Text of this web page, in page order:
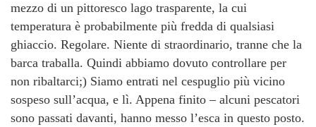
mezzo di un pittoresco lago trasparente, la cui
temperatura è probabilmente più fredda di qualsiasi
ghiaccio. Regolare. Niente di straordinario, tranne che la
barca traballa. Quindi abbiamo dovuto controllare per
non ribaltarci;) Siamo entrati nel cespuglio più vicino
sospeso sull’acqua, e lì. Appena finito – alcuni pescatori
sono passati davanti, hanno messo l’esca in questo posto.